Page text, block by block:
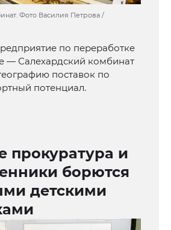
Фото Василия Петрова /
по переработке
— Салехардский комбинат
поставок по
потенциал.
прокуратура и
борются
детскими